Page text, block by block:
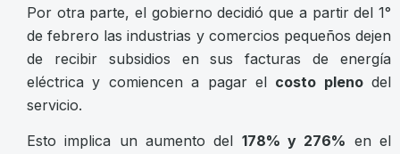
Por otra parte, el gobierno decidió que a partir del 1°
de febrero las industrias y comercios pequeños dejen
de recibir subsidios en sus facturas de energía
eléctrica y comiencen a pagar el costo pleno del
servicio.
Esto implica un aumento del 178% y 276% en el